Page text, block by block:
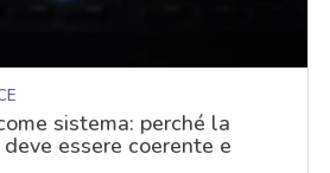
sistema: perché la
essere coerente e